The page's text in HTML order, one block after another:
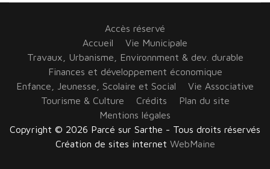
Accès réservé
Accueil
Vie Municipale
Travaux, Urbanisme, Environnment & dev. durable
Finances et développement économique
Enfance, Jeunesse, Scolaire et Social
Vie Associative
Tourisme & Culture
Crédits
Plan du site
Mentions légales
Copyright © 2026 Parcé sur Sarthe - Tous droits réservés
Création de sites internet WebMaine